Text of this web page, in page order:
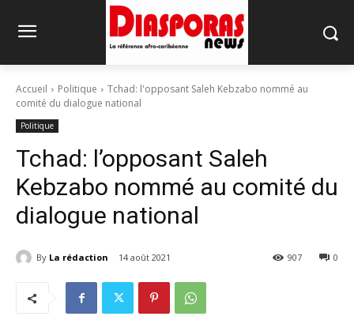
Accueil Politique
Tchad: l'opposant Saleh Kebzabo nommé au
comité du dialogue national
Politique
Tchad: l’opposant Saleh
Kebzabo nommé au comité du
dialogue national
By La rédaction 14 août 2021 0
907